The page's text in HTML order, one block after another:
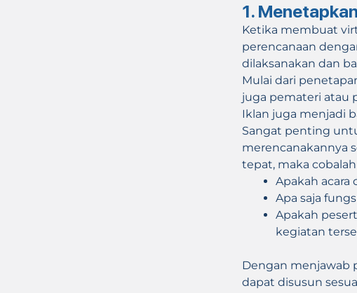
1.
Ketika membuat
perencanaan
dilaksanakan dan
Mulai dari
juga pemateri atau
Iklan juga menjadi
Sangat penting
merencanakannya
tepat, maka
Apakah acara
Apa saja
Apakah
kegiatan
Dengan menjawab
dapat disusun